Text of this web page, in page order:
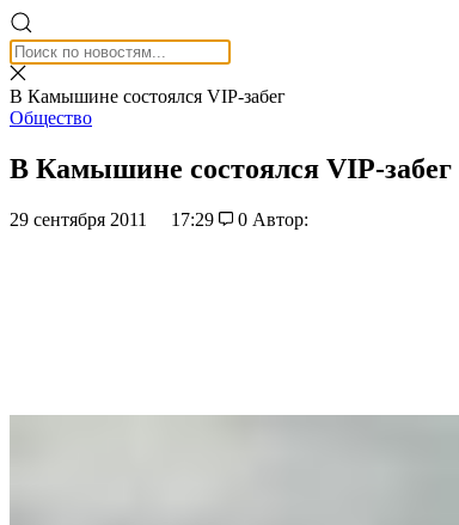
В Камышине состоялся VIP-забег
Общество
В Камышине состоялся VIP-забег
29 сентября 2011 17:29 0 Автор: